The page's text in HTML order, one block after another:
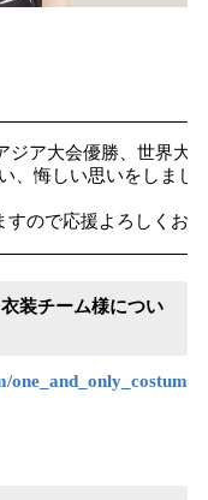
ジア大会優勝、世界大
、悔しい思いをしまし
ので応援よろしくお
装チーム様につい
one_and_only_costum